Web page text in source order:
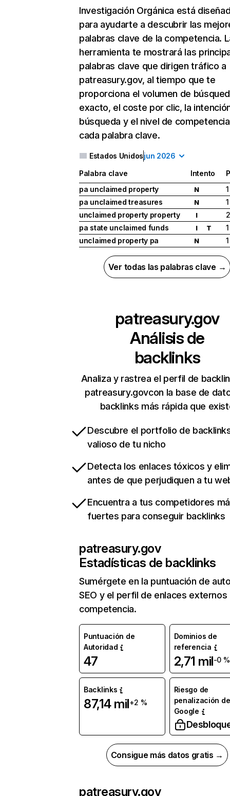
Investigación Orgánica está
para ayudarte a descubrir las
palabras clave de la competencia.
herramienta te mostrará las
palabras clave que dirigen tráfico a
patreasury.gov, al tiempo que te
proporciona el volumen de
exacto, el coste por clic, la
búsqueda y el nivel de
cada palabra clave.
Estados Unidosjun 2026
Palabra clave Intento
pa unclaimed property
N
1
pa unclaimed treasures
N
1
unclaimed property property
I
2
pa state unclaimed funds
I T
1
unclaimed property pa
N 1
Ver todas las palabras clave →
patreasury.gov
Análisis de
backlinks
Analiza y rastrea el perfil de
patreasury.govcon la base de
backlinks más rápida que
Descubre el portfolio de
valioso de tu nicho
Detecta los enlaces tóxicos y
antes de que perjudiquen a tu
Encuentra a tus competidores
fuertes para conseguir backlinks
patreasury.gov
Estadísticas de backlinks
Sumérgete en la puntuación de
SEO y el perfil de enlaces externos
competencia.
Puntuación de
Autoridad
47
Dominios de
referencia
2,71 mil-0 %
Backlinks
87,14 mil+2 %
Riesgo de
penalización de
Google
Consigue más datos gratis →
patreasury.gov